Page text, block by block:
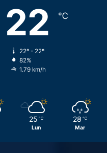
22 ℃
22º - 22º
82%
1.79 km/h
25 ℃
Lun
28 ℃
Mar